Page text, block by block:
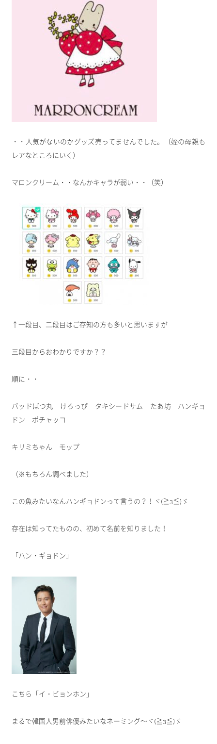
・・人気がないのかグッズ売ってませんでした。（姪の母親も
レアなところにいく）
マロンクリーム・・なんかキャラが弱い・・（笑）
↑一段目、二段目はご存知の方も多いと思いますが
三段目からおわかりですか？？
順に・・
バッドばつ丸 けろっぴ タキシードサム たあ坊 ハンギョ
ドン ポチャッコ
キリミちゃん モップ
（※もちろん調べました）
この魚みたいなんハンギョドンって言うの？！ヾ(≧з≦)ゞ
存在は知ってたものの、初めて名前を知りました！
「ハン・ギョドン」
こちら「イ・ビョンホン」
まるで韓国人男前俳優みたいなネーミング～ヾ(≧з≦)ゞ